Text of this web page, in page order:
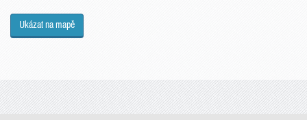
Ukázat na mapě